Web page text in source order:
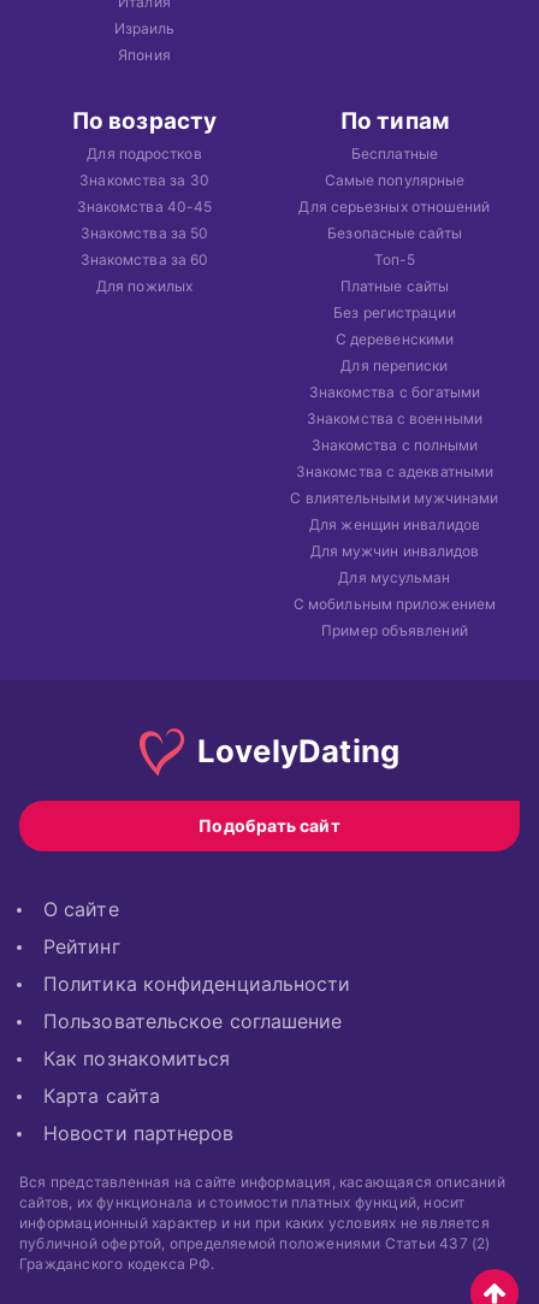
Израиль
Япония
По возрасту
Для подростков
Знакомства за 30
Знакомства 40-45
Знакомства за 50
Знакомства за 60
Для пожилых
По типам
Бесплатные
Самые популярные
Для серьезных отношений
Безопасные сайты
Топ-5
Платные сайты
Без регистрации
С деревенскими
Для переписки
Знакомства с богатыми
Знакомства с военными
Знакомства с полными
Знакомства с адекватными
С влиятельными мужчинами
Для женщин инвалидов
Для мужчин инвалидов
Для мусульман
С мобильным приложением
Пример объявлений
LovelyDating
Подобрать сайт
О сайте
Рейтинг
Политика конфиденциальности
Пользовательское соглашение
Как познакомиться
Карта сайта
Новости партнеров
Вся представленная на сайте информация, касающаяся описаний
сайтов, их функционала и стоимости платных функций, носит
информационный характер и ни при каких условиях не является
публичной офертой, определяемой положениями Статьи 437 (2)
Гражданского кодекса РФ.